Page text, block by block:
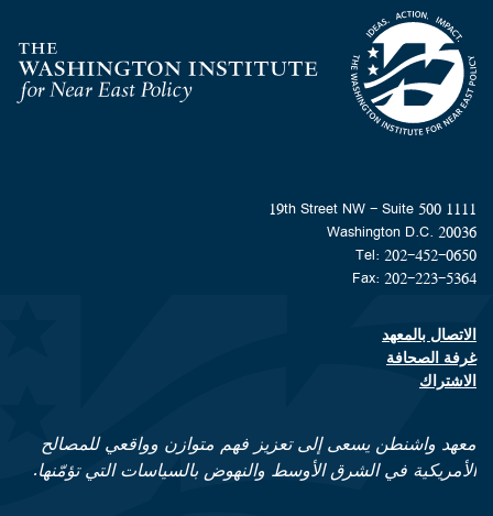
Homepage
1111 19th Street NW - Suite 500
Washington D.C. 20036
Tel: 202-452-0650
Fax: 202-223-5364
Footer contact links
الاتصال بالمعهد
غرفة الصحافة
الاشتراك
معهد واشنطن يسعى إلى تعزيز فهم متوازن وواقعي للمصالح
الأمريكية في الشرق الأوسط والنهوض بالسياسات التي تؤمّنها.